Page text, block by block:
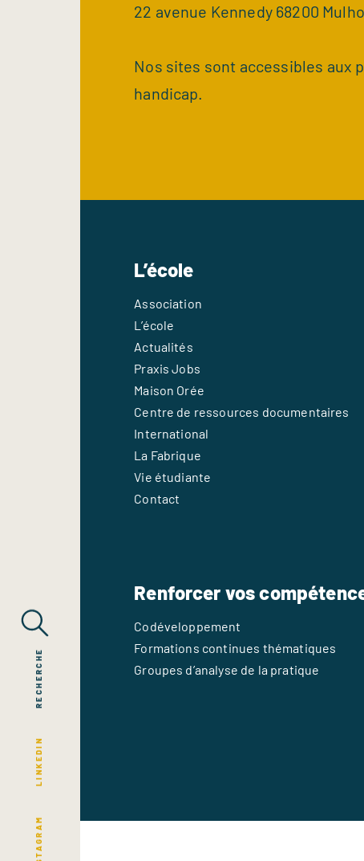
INSTAGRAM
LINKEDIN
RECHERCHE
22 avenue Kennedy 68200
Nos sites sont accessibles aux
handicap.
L’école
Association
L’école
Actualités
Praxis Jobs
Maison Orée
Centre de ressources documentaires
International
La Fabrique
Vie étudiante
Contact
Renforcer vos
Codéveloppement
Formations continues thématiques
Groupes d’analyse de la pratique